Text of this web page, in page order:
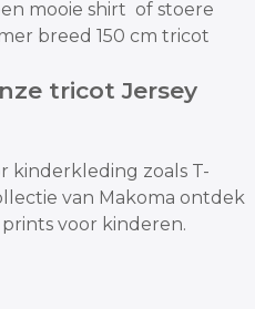
mooie shirt of stoere
breed 150 cm tricot
tricot Jersey
kinderkleding zoals T-
van Makoma ontdek
voor kinderen.